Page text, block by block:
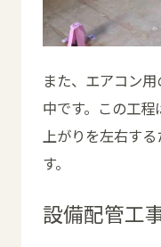
また、エアコン
中です。この工
上がりを左右す
す。
設備配管工